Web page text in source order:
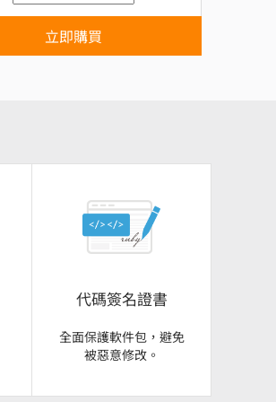
立即購買
代碼簽名證書
全面保護軟件包，避免
被惡意修改。